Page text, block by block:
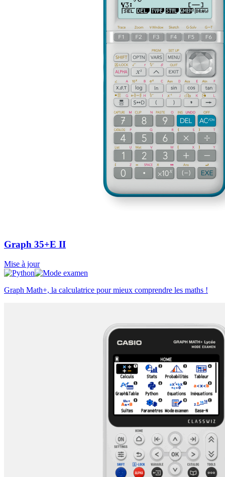
Graph 35+E II
Mise à jour
Graph Math+, la calculatrice pour mieux comprendre les maths !